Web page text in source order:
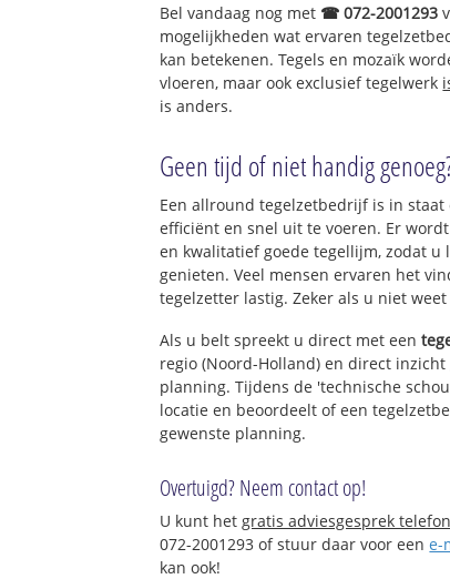
Bel vandaag nog met ☎ 072-2001293
mogelijkheden wat ervaren
kan betekenen. Tegels en mozaïk
vloeren, maar ook exclusief tegelwerk
is anders.
Geen tijd of niet handig
Een allround tegelzetbedrijf is in
efficiënt en snel uit te voeren. Er
en kwalitatief goede tegellijm, zodat
genieten. Veel mensen ervaren het
tegelzetter lastig. Zeker als u niet
Als u belt spreekt u direct met een
regio (Noord-Holland) en direct
planning. Tijdens de 'technische
locatie en beoordeelt of een
gewenste planning.
Overtuigd? Neem contact op!
U kunt hetgratis adviesgesprek
072-2001293 of stuur daar voor eene-
kan ook!